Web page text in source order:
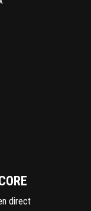
direct